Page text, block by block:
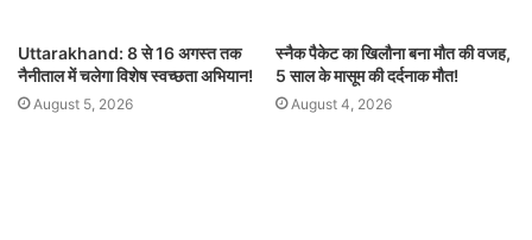
Uttarakhand: 8 से 16 अगस्त तक
नैनीताल में चलेगा विशेष स्वच्छता अभियान!
August 5, 2026
स्नैक पैकेट का खिलौना बना मौत की वजह,
5 साल के मासूम की दर्दनाक मौत!
August 4, 2026